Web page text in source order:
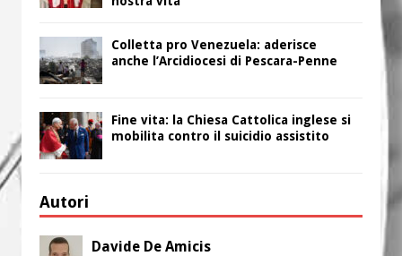
Colletta pro Venezuela: aderisce
anche l’Arcidiocesi di Pescara-Penne
Fine vita: la Chiesa Cattolica inglese si
mobilita contro il suicidio assistito
Autori
Davide De Amicis